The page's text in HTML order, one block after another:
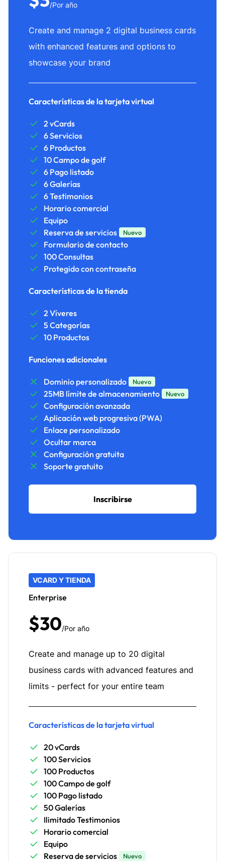
/Por año
Create and manage 2 digital business cards
with enhanced features and options to
showcase your brand
Características de la tarjeta virtual
2 vCards
6 Servicios
6 Productos
10 Campo de golf
6 Pago listado
6 Galerías
6 Testimonios
Horario comercial
Equipo
Reserva de servicios
Nuevo
Formulario de contacto
100 Consultas
Protegido con contraseña
Características de la tienda
2 Víveres
5 Categorías
10 Productos
Funciones adicionales
Dominio personalizado Nuevo
25MB límite de almacenamiento Nuevo
Configuración avanzada
Aplicación web progresiva (PWA)
Enlace personalizado
Ocultar marca
Configuración gratuita
Soporte gratuito
Inscribirse
VCARD Y TIENDA
Enterprise
$30/Por año
Create and manage up to 20 digital
business cards with advanced features and
limits - perfect for your entire team
Características de la tarjeta virtual
20 vCards
100 Servicios
100 Productos
100 Campo de golf
100 Pago listado
50 Galerías
Ilimitado Testimonios
Horario comercial
Equipo
Reserva de servicios
Nuevo